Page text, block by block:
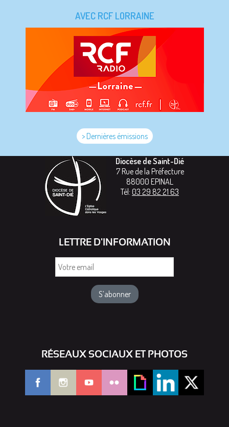
AVEC RCF LORRAINE
> Dernières émissions
Diocèse de Saint-Dié
7 Rue de la Préfecture
88000 EPINAL
Tél: 03 29 82 21 63
LETTRE D'INFORMATION
RÉSEAUX SOCIAUX ET PHOTOS